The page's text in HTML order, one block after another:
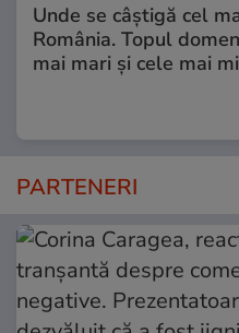
Unde se câștigă cel
România. Topul
mai mari și cele mai
PARTENERI